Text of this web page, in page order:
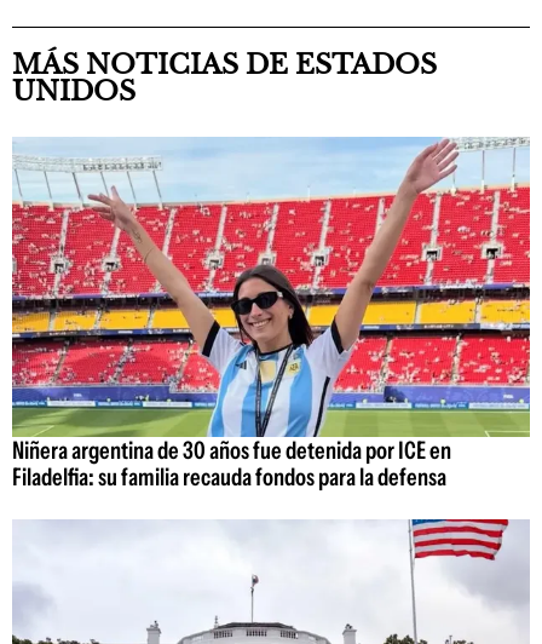
MÁS NOTICIAS DE ESTADOS
UNIDOS
Niñera argentina de 30 años fue detenida por ICE en
Filadelfia: su familia recauda fondos para la defensa